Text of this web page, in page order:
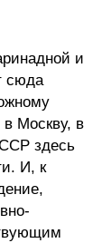
и
сюда
Москву, в
здесь
И, к